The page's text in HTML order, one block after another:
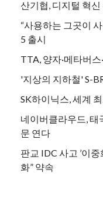
산기협, 디지털 혁
“사용하는 그곳이
5 출시
TTA, 양자·메타버
'지상의 지하철' S-
SK하이닉스, 세계
네이버클라우드, 태
문 연다
판교 IDC 사고 ’이
화” 약속